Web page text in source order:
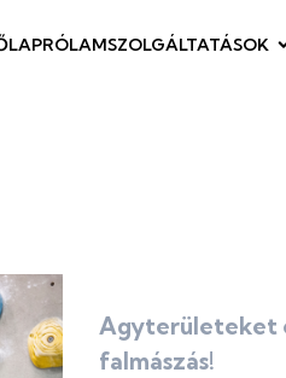
RÓLAMSZOLGÁLTATÁSOK
Agyterületeket
falmászás!